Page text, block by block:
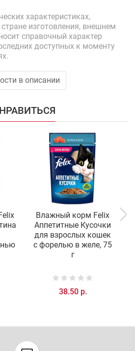
характеристиках,
изготовления, внешнем
справочный характер
доступных к моменту
в описании
Влажный корм Felix
Аппетитные Кусочки
для взрослых кошек
с форелью в желе, 75
г
38.50 р.